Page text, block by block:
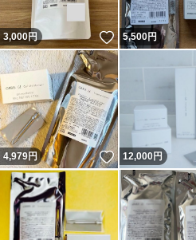
3,000円 いいね！
5,500円
4,979円 いいね！
12,000円